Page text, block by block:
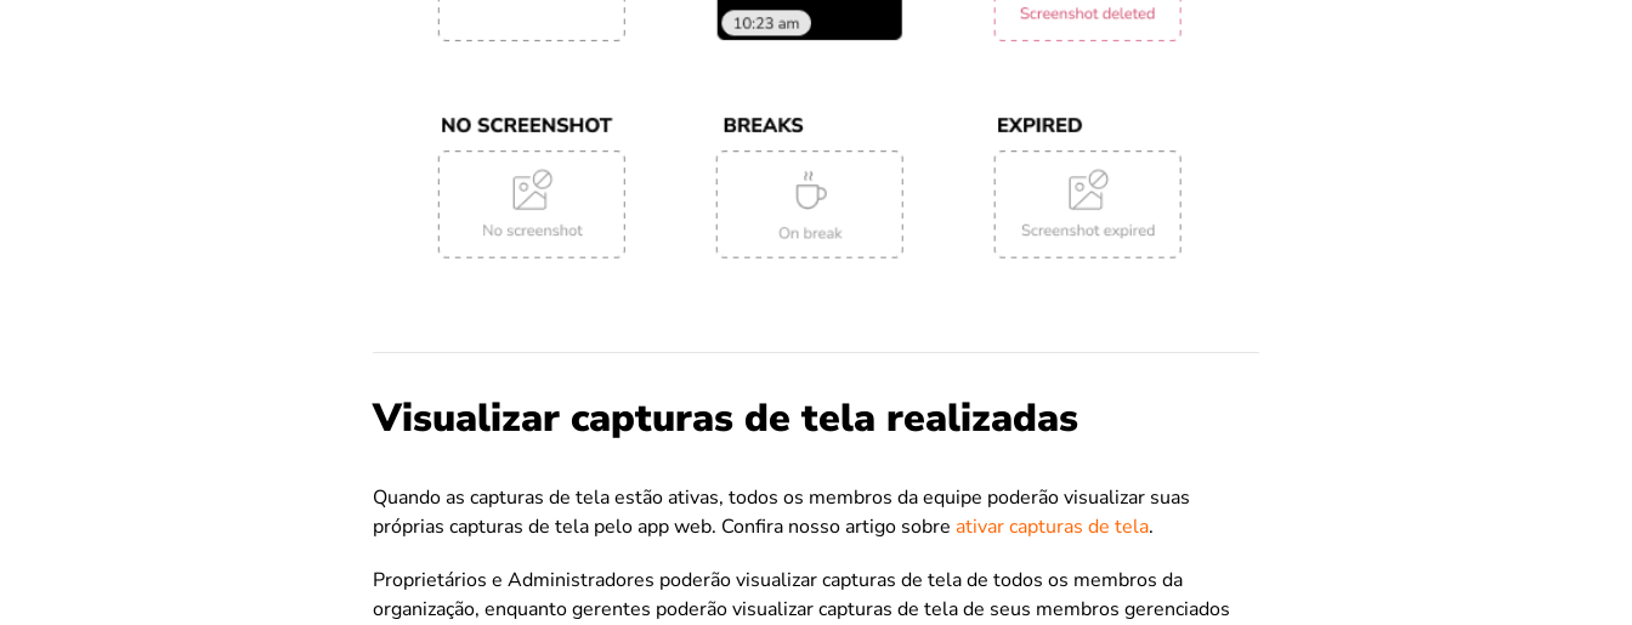
Visualizar capturas de tela realizadas
Quando as capturas de tela estão ativas, todos os membros da equipe poderão visualizar suas
próprias capturas de tela pelo app web. Confira nosso artigo sobre ativar capturas de tela.
Proprietários e Administradores poderão visualizar capturas de tela de todos os membros da
organização, enquanto gerentes poderão visualizar capturas de tela de seus membros gerenciados